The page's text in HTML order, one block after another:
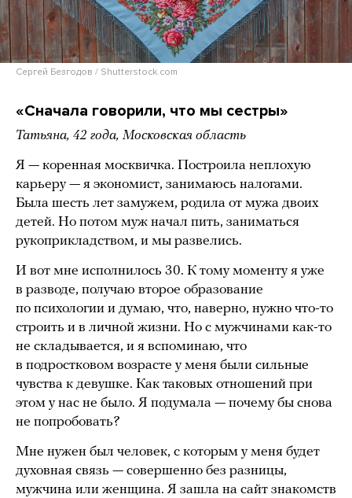
Сергей Безгодов / Shutterstock.com
«Сначала говорили, что мы сестры»
Татьяна, 42 года, Московская область
Я — коренная москвичка. Построила неплохую
карьеру — я экономист, занимаюсь налогами.
Была шесть лет замужем, родила от мужа двоих
детей. Но потом муж начал пить, заниматься
рукоприкладством, и мы развелись.
И вот мне исполнилось 30. К тому моменту я уже
в разводе, получаю второе образование
по психологии и думаю, что, наверно, нужно что-то
строить и в личной жизни. Но с мужчинами как-то
не складывается, и я вспоминаю, что
в подростковом возрасте у меня были сильные
чувства к девушке. Как таковых отношений при
этом у нас не было. Я подумала — почему бы снова
не попробовать?
Мне нужен был человек, с которым у меня будет
духовная связь — совершенно без разницы,
мужчина или женщина. Я зашла на сайт знакомств